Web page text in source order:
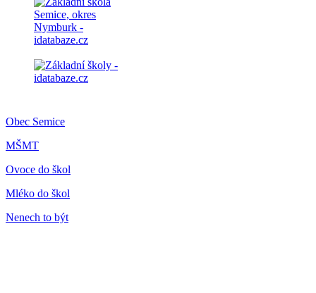
Obec Semice
MŠMT
Ovoce do škol
Mléko do škol
Nenech to být